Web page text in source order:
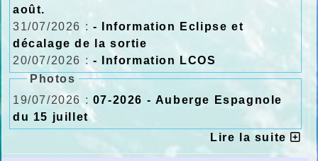
août.
31/07/2026 : - Information Eclipse et
décalage de la sortie
20/07/2026 : - Information LCOS
Photos
19/07/2026 : 07-2026 - Auberge Espagnole
du 15 juillet
Lire la suite